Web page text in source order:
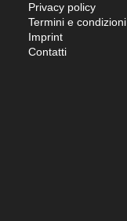
Privacy policy
Termini e condizioni
Imprint
Contatti